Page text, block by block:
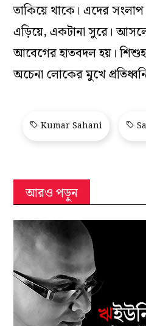
তাকিয়ে থাকে। এদের
এড়িয়ে, একটানা সুরে।
আবেগের হাতবদল হয়।
অচেনা লোকের মুখে
Kumar Sahani
আরও পড়ুন